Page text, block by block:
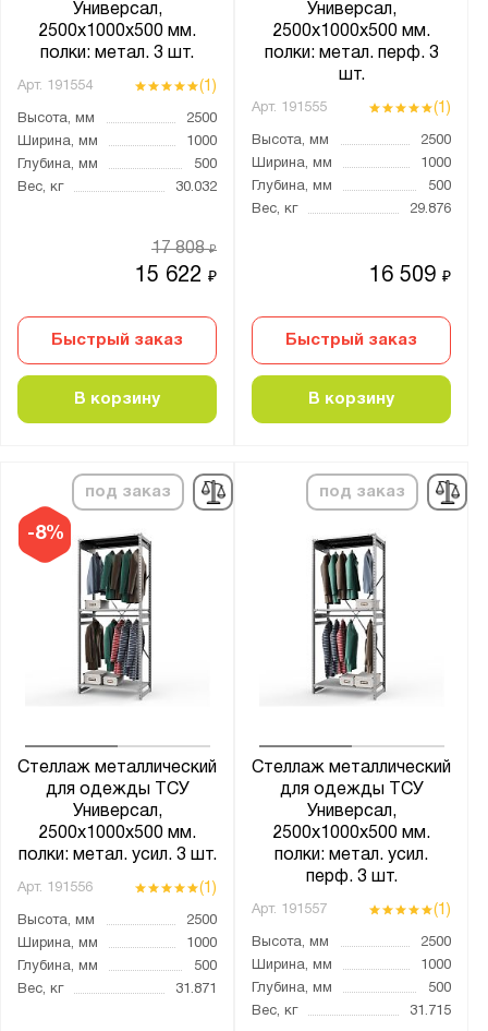
Универсал,
2500х1000х500 мм.
полки: метал. 3 шт.
Арт. 191554 (1)
Высота, мм
2500
Ширина, мм
1000
Глубина, мм
500
Вес, кг
30.032
15 622₽
17 808₽
Быстрый заказ
В корзину
Универсал,
2500х1000х500 мм.
полки: метал. перф. 3
шт.
Арт. 191555 (1)
Высота, мм
2500
Ширина, мм
1000
Глубина, мм
500
Вес, кг
29.876
16 509₽
Быстрый заказ
В корзину
-8%
под заказ
Стеллаж металлический
для одежды ТСУ
Универсал,
2500х1000х500 мм.
полки: метал. усил. 3 шт.
Арт. 191556 (1)
Высота, мм
2500
Ширина, мм
1000
Глубина, мм
500
Вес, кг
31.871
под заказ
Стеллаж металлический
для одежды ТСУ
Универсал,
2500х1000х500 мм.
полки: метал. усил.
перф. 3 шт.
Арт. 191557 (1)
Высота, мм
2500
Ширина, мм
1000
Глубина, мм
500
Вес, кг
31.715
Толщина стойки, мм:
от до
Полка:
Без настила
Перфорированная усил.
Сплошная
Тип соединения:
Болтовое
Кронштейны
На зацепах
На клипсах
Количество шин:
4
6
9
10
12
14
18